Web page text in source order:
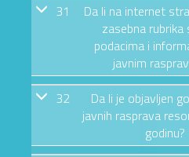
31
Da li na internet
zasebna rubrika
podacima i
javnim
32
Da li je objavljen
javnih rasprava
godinu?